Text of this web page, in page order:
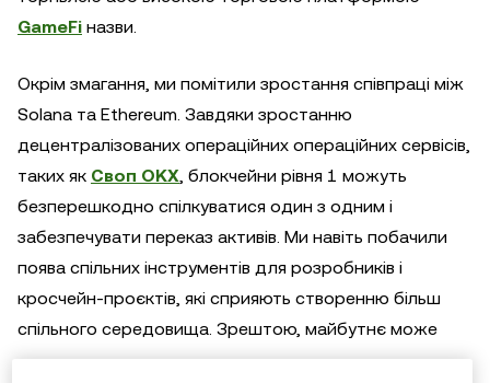
GameFi назви.
Окрім змагання, ми помітили зростання співпраці між
Solana та Ethereum. Завдяки зростанню
децентралізованих операційних операційних сервісів,
таких як Своп OKX, блокчейни рівня 1 можуть
безперешкодно спілкуватися один з одним і
забезпечувати переказ активів. Ми навіть побачили
поява спільних інструментів для розробників і
кросчейн-проєктів, які сприяють створенню більш
спільного середовища. Зрештою, майбутнє може